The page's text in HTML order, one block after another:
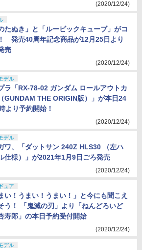
(2020/12/24)
たぬき」と「ルービックキューブ」がコ
発売40周年記念商品が12月25日より
売
(2020/12/24)
デル
ラ「RX-78-02 ガンダム ロールアウトカ
GUNDAM THE ORIGIN版）」が本日24
より予約開始！
(2020/12/24)
デル
ワ、「ダットサン 240Z HLS30 （左ハ
仕様）」が2021年1月9日ごろ発売
(2020/12/24)
ュア
い！うまい！うまい！」と今にも聞こえ
う！ 「鬼滅の刃」より「ねんどろいど
寿郎」の本日予約受付開始
(2020/12/24)
デル